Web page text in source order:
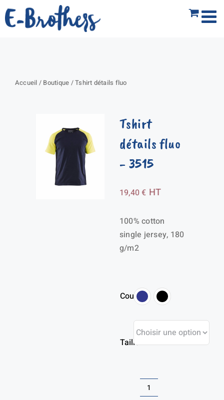
Passer
au
Accueil / Boutique /Tshirt détails fluo
Tshirt
détails fluo
- 3515
19,40€ HT
100% cotton
single jersey, 180
g/m2
Couleur
Taille
quantité